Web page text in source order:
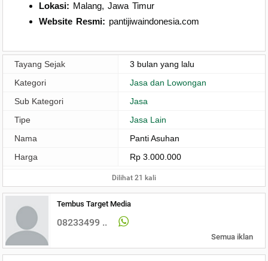
Lokasi: Malang, Jawa Timur
Website Resmi: pantijiwaindonesia.com
Tayang Sejak
3 bulan yang lalu
Kategori
Jasa dan Lowongan
Sub Kategori
Jasa
Tipe
Jasa Lain
Nama
Panti Asuhan
Harga
Rp 3.000.000
Dilihat 21 kali
Tembus Target Media
08233499 ..
Semua iklan